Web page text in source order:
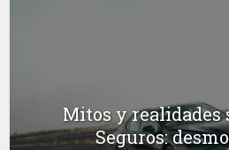
Mitos y realidades
Seguros: